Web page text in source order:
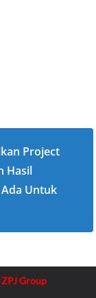
Project
Hasil
Untuk
ZPJ Group